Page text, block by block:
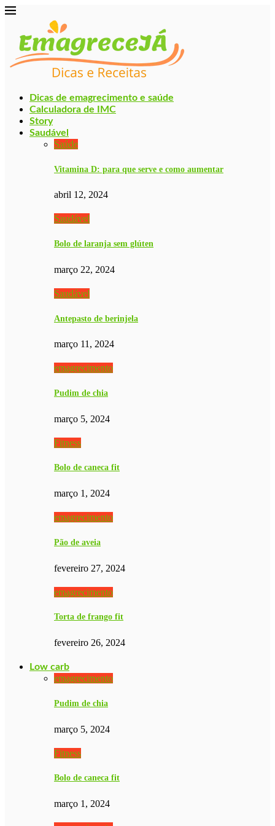
Dicas de emagrecimento e saúde
Calculadora de IMC
Story
Saudável
Saúde
Vitamina D: para que serve e como aumentar
abril 12, 2024
Saudável
Bolo de laranja sem glúten
março 22, 2024
Saudável
Antepasto de berinjela
março 11, 2024
emagrecimento
Pudim de chia
março 5, 2024
Fitness
Bolo de caneca fit
março 1, 2024
emagrecimento
Pão de aveia
fevereiro 27, 2024
emagrecimento
Torta de frango fit
fevereiro 26, 2024
Low carb
emagrecimento
Pudim de chia
março 5, 2024
Fitness
Bolo de caneca fit
março 1, 2024